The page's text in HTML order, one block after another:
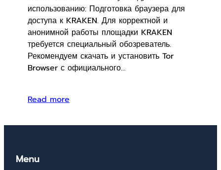
использованию: Подготовка браузера для
доступа к KRAKEN. Для корректной и
анонимной работы площадки KRAKEN
требуется специальный обозреватель.
Рекомендуем скачать и установить Tor
Browser с официального…
Read more
Menu